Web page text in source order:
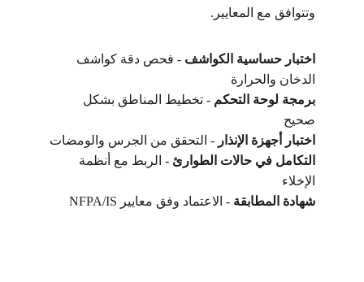
وتتوافق مع المعايير.
اختبار حساسية الكواشف - فحص دقة كواشف
الدخان والحرارة
برمجة لوحة التحكم - تخطيط المناطق بشكل
صحيح
اختبار أجهزة الإنذار - التحقق من الجرس والومضات
التكامل في حالات الطوارئ - الربط مع أنظمة
الإخلاء
شهادة المطابقة - الاعتماد وفق معايير NFPA/IS